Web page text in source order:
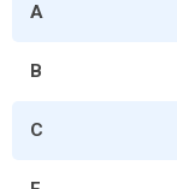
A
B
C